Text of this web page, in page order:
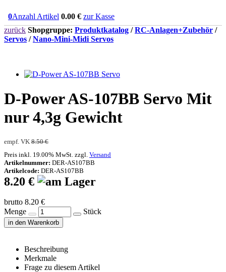
0Anzahl Artikel 0.00 € zur Kasse
zurück Shopgruppe: Produktkatalog /RC-Anlagen+Zubehör /
Servos /Nano-Mini-Midi Servos
D-Power AS-107BB Servo Mit
nur 4,3g Gewicht
empf. VK 8.50 €
Preis inkl. 19.00% MwSt. zzgl. Versand
Artikelnummer: DER-AS107BB
Artikelcode: DER-AS107BB
8.20 €
brutto 8.20 €
Menge
Stück
in den Warenkorb
Beschreibung
Merkmale
Frage zu diesem Artikel